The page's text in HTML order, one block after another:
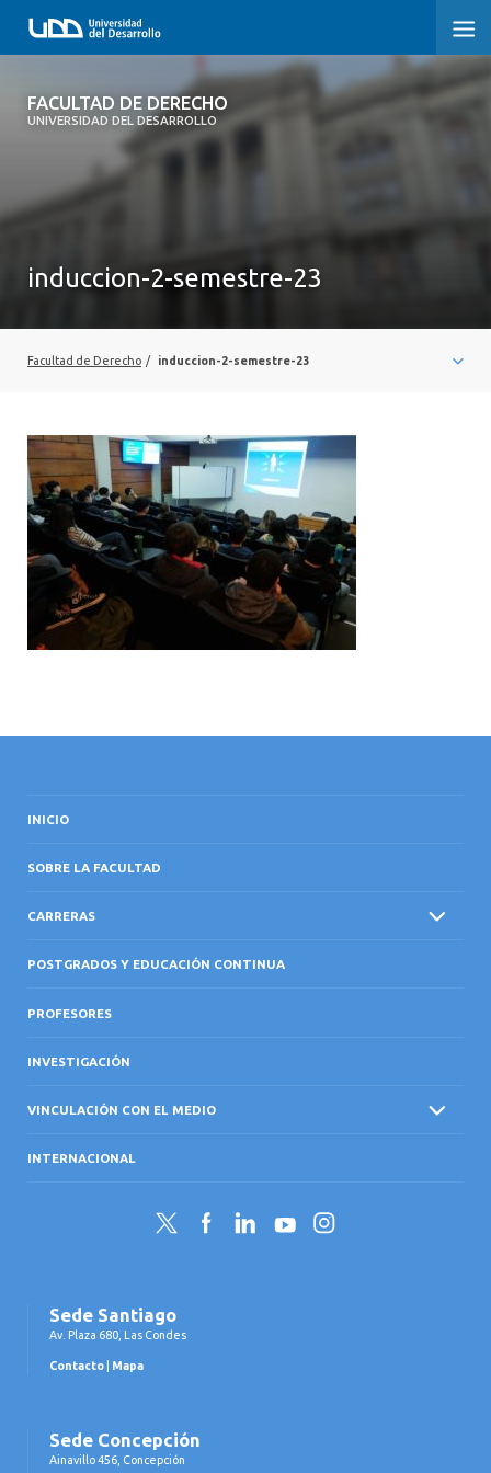
FACULTAD DE DERECHO
UNIVERSIDAD DEL DESARROLLO
FACULTAD DE DERECHO
SOBRE LA FACULTAD
VINCULACIÓN CON EL MEDIO
INTERNACIONAL
induccion-2-semestre-23
Facultad de Derecho / induccion-2-semestre-23
INICIO
SOBRE LA FACULTAD
CARRERAS
POSTGRADOS Y EDUCACIÓN CONTINUA
PROFESORES
INVESTIGACIÓN
VINCULACIÓN CON EL MEDIO
INTERNACIONAL
Twitter FacebookLinkedInYouTubeInstagram
Sede Santiago
Av. Plaza 680, Las Condes
Contacto Mapa
Sede Concepción
Ainavillo 456, Concepción